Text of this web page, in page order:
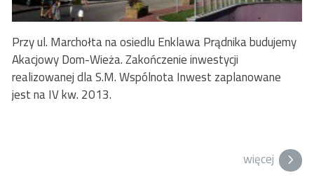
Przy ul. Marchołta na osiedlu Enklawa Prądnika budujemy
Akacjowy Dom-Wieża. Zakończenie inwestycji
realizowanej dla S.M. Wspólnota Inwest zaplanowane
jest na IV kw. 2013.
więcej